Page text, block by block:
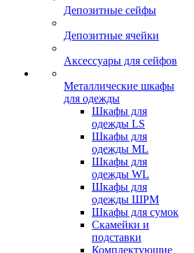
Депозитные сейфы
Депозитные ячейки
Аксессуары для сейфов
Металлические шкафы
для одежды
Шкафы для
одежды LS
Шкафы для
одежды ML
Шкафы для
одежды WL
Шкафы для
одежды ШРМ
Шкафы для сумок
Скамейки и
подставки
Комплектующие